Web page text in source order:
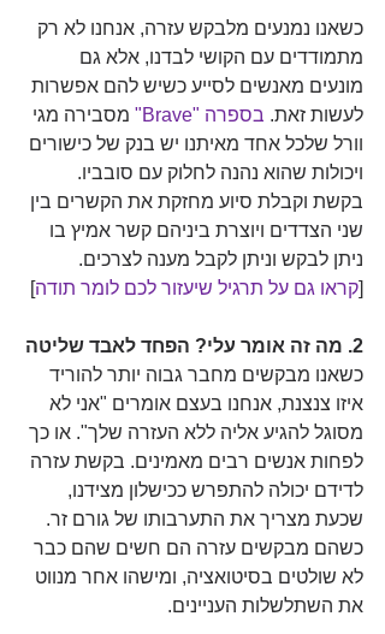
כשאנו נמנעים מלבקש עזרה, אנחנו לא רק
מתמודדים עם הקושי לבדנו, אלא גם
מונעים מאנשים לסייע כשיש להם אפשרות
לעשות זאת. בספרה "Brave"
מסבירה מגי
וורל שלכל אחד מאיתנו יש בנק של כישורים
ויכולות שהוא נהנה לחלוק עם סובביו.
בקשת וקבלת סיוע מחזקת את הקשרים בין
שני הצדדים ויוצרת ביניהם קשר אמיץ בו
ניתן לבקש וניתן לקבל מענה לצרכים.
[קראו גם על תרגיל שיעזור לכם לומר תודה]
2. מה זה אומר עלי? הפחד לאבד שליטה
כשאנו מבקשים מחבר גבוה יותר להוריד
איזו צנצנת, אנחנו בעצם אומרים "אני לא
מסוגל להגיע אליה ללא העזרה שלך". או כך
לפחות אנשים רבים מאמינים. בקשת עזרה
לדידם יכולה להתפרש ככישלון מצידנו,
שכעת מצריך את התערבותו של גורם זר.
כשהם מבקשים עזרה הם חשים שהם כבר
לא שולטים בסיטואציה, ומישהו אחר מנווט
את השתלשלות העניינים.